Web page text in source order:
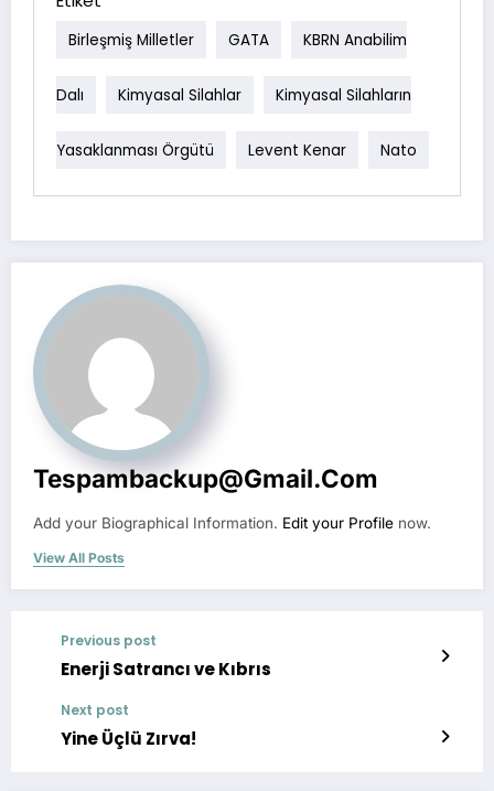
Birleşmiş Milletler GATA KBRN Anabilim
Dalı Kimyasal Silahlar Kimyasal Silahların
Yasaklanması Örgütü Levent Kenar Nato
Tespambackup@gmail.com
Add your Biographical Information. Edit your Profile now.
View All Posts
Previous post
Enerji Satrancı ve Kıbrıs
Next post
Yine Üçlü Zırva!